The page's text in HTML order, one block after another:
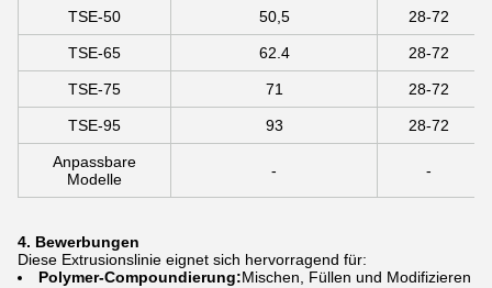
TSE-50 50,5 28-72
TSE-65 62.4 28-72
TSE-75 71 28-72
TSE-95 93 28-72
Anpassbare
Modelle
- -
4. Bewerbungen
Diese Extrusionslinie eignet sich hervorragend für:
Polymer-Compoundierung:Mischen, Füllen und Modifizieren